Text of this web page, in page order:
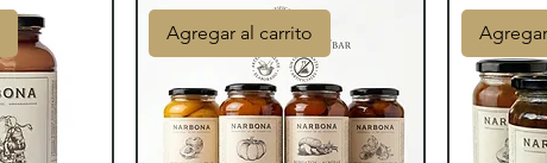
Agregar al carrito